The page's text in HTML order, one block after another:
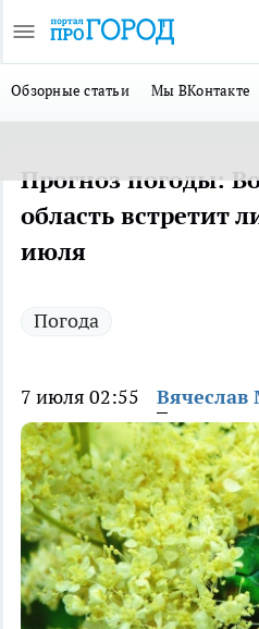
Обзорные статьи Мы ВКонтакте
Прогноз погоды:
область встретит
июля
Погода
7 июля 02:55 Вячеслав